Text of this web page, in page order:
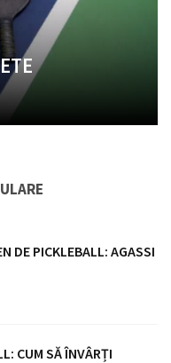
DE PICKLEBALL: AGASSI
CUM SĂ ÎNVÂRȚI